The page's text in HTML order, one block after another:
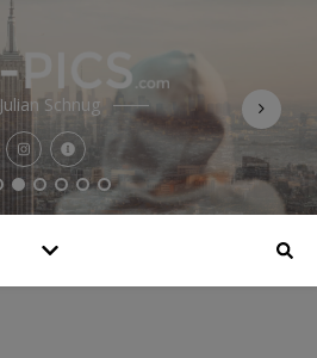
Julian Schnug